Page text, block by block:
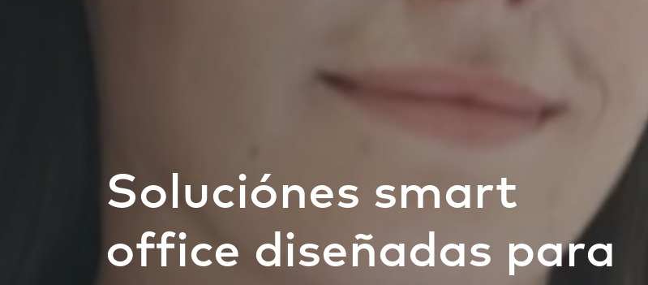
Soluciónes smart
office diseñadas para